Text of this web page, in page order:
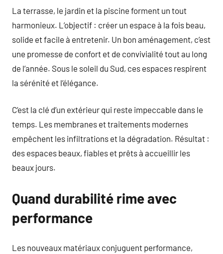
La terrasse, le jardin et la piscine forment un tout
harmonieux. L’objectif : créer un espace à la fois beau,
solide et facile à entretenir. Un bon aménagement, c’est
une promesse de confort et de convivialité tout au long
de l’année. Sous le soleil du Sud, ces espaces respirent
la sérénité et l’élégance.
C’est la clé d’un extérieur qui reste impeccable dans le
temps. Les membranes et traitements modernes
empêchent les infiltrations et la dégradation. Résultat :
des espaces beaux, fiables et prêts à accueillir les
beaux jours.
Quand durabilité rime avec
performance
Les nouveaux matériaux conjuguent performance,